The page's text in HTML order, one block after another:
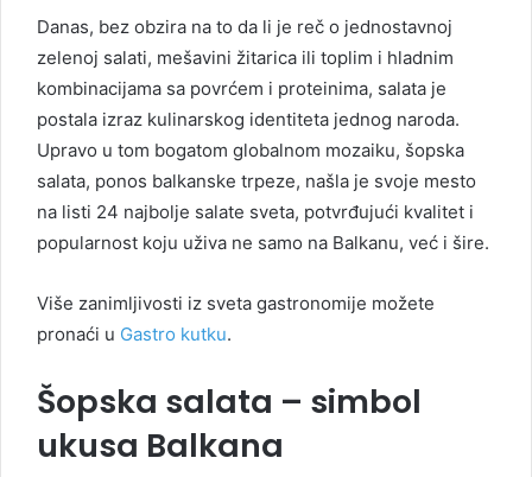
Danas, bez obzira na to da li je reč o jednostavnoj
zelenoj salati, mešavini žitarica ili toplim i hladnim
kombinacijama sa povrćem i proteinima, salata je
postala izraz kulinarskog identiteta jednog naroda.
Upravo u tom bogatom globalnom mozaiku, šopska
salata, ponos balkanske trpeze, našla je svoje mesto
na listi 24 najbolje salate sveta, potvrđujući kvalitet i
popularnost koju uživa ne samo na Balkanu, već i šire.
Više zanimljivosti iz sveta gastronomije možete
pronaći u Gastro kutku.
Šopska salata – simbol
ukusa Balkana